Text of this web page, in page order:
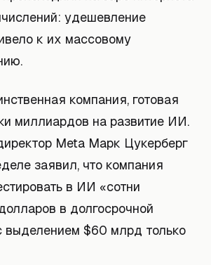
удешевление
к их массовому
компания, готовая
миллиардов на развитие ИИ.
Meta Марк Цукерберг
заявил, что компания
в ИИ «сотни
в долгосрочной
выделением $60 млрд только